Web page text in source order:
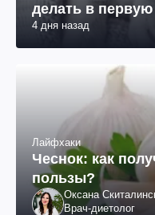
делать в
4 дня назад
Лайфхаки
Чеснок: как
пользы?
Оксана
Врач-диетолог